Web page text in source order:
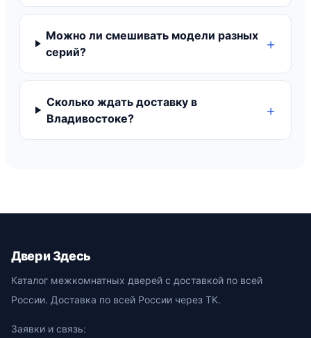
Можно ли смешивать модели разных
серий?
Сколько ждать доставку в
Владивостоке?
Двери Здесь
Каталог межкомнатных дверей с доставкой по всей
России. Доставка по всей России через ТК.
Заявки и связь: